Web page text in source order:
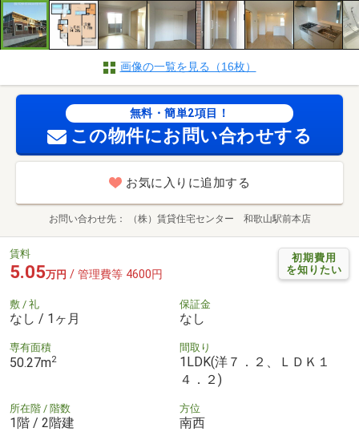
画像の一覧を見る（16枚）
無料・簡単2項目！
この物件にお問い合わせする
お気に入りに追加する
お問い合わせ先 （株）賃貸住宅センター 和歌山駅前本店
初期費用
を知りたい
賃料
5.05万円 / 管理費等 4600円
敷 / 礼
なし / 1ヶ月
保証金
なし
専有面積
50.27m2
間取り
1LDK(洋７．２、ＬＤＫ１
４．２)
所在階 / 階数
1階 / 2階建
方位
南西